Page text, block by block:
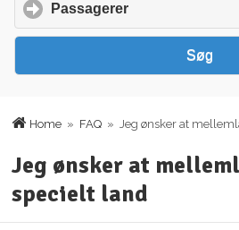
Home » FAQ » Jeg ønsker at
Jeg ønsker at
specielt land